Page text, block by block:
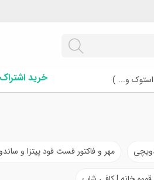
استوک و... ) خرید اشتراک
مهر و فاکتور فست فود پیتزا و